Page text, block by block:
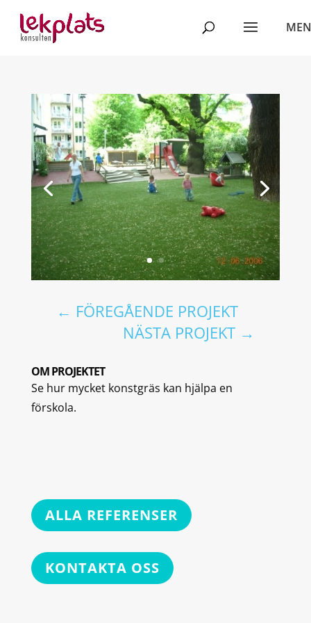
← FÖREGÅENDE PROJEKT
NÄSTA PROJEKT →
OM PROJEKTET
Se hur mycket konstgräs kan hjälpa en
förskola.
ALLA REFERENSER
KONTAKTA OSS